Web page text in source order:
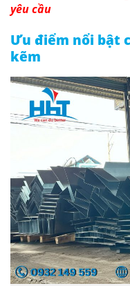
yêu cầu
Ưu điểm nổi bật
kẽm